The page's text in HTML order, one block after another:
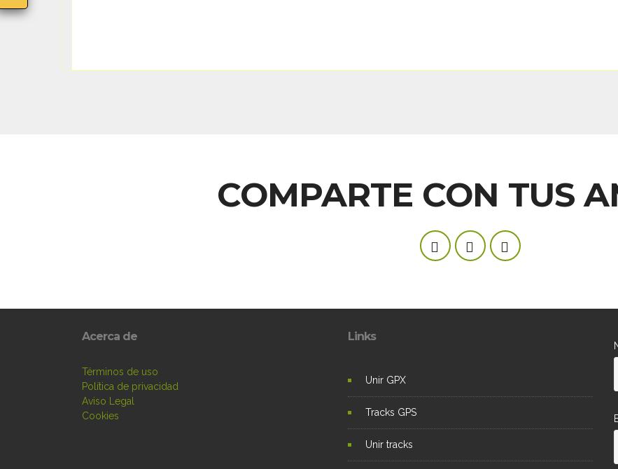
COMPARTE CON TUS
Acerca de
Términos de uso
Política de privacidad
Aviso Legal
Cookies
Links
Unir GPX
Tracks GPS
Unir tracks